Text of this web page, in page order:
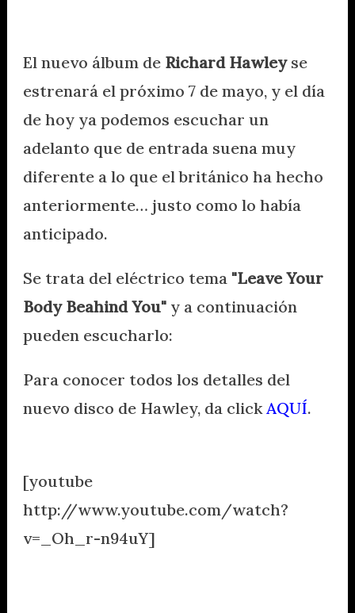
El nuevo álbum de Richard Hawleyse
estrenará el próximo 7 de mayo, y el día
de hoy ya podemos escuchar un
adelanto que de entrada suena muy
diferente a lo que el británico ha hecho
anteriormente… justo como lo había
anticipado.
Se trata del eléctrico tema "Leave Your
Body Beahind You"y a continuación
pueden escucharlo:
Para conocer todos los detalles del
nuevo disco de Hawley, da clickAQUÍ.
[youtube
http://www.youtube.com/watch?
v=_Oh_r-n94uY]